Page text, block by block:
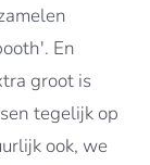
En
groot is
tegelijk op
ook, we